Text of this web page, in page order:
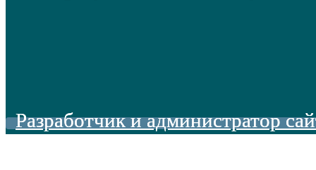
Разработчик и администратор